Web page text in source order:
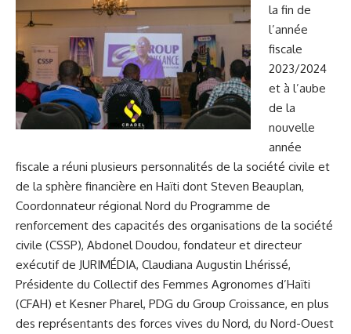
la fin de
l’année
fiscale
2023/2024
et à l’aube
de la
nouvelle
année
fiscale a réuni plusieurs personnalités de la société civile et
de la sphère financière en Haïti dont Steven Beauplan,
Coordonnateur régional Nord du Programme de
renforcement des capacités des organisations de la société
civile (CSSP), Abdonel Doudou, fondateur et directeur
exécutif de JURIMÉDIA, Claudiana Augustin Lhérissé,
Présidente du Collectif des Femmes Agronomes d’Haïti
(CFAH) et Kesner Pharel, PDG du Group Croissance, en plus
des représentants des forces vives du Nord, du Nord-Ouest